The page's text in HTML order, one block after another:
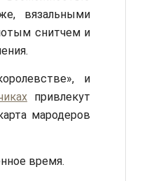
вязальными
снитчем и
и
привлекут
мародеров
время.